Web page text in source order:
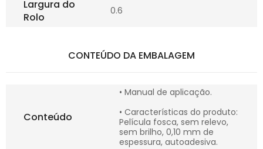
Largura do
Rolo
0.6
CONTEÚDO DA EMBALAGEM
Conteúdo
• Manual de aplicação.
• Características do produto:
Película fosca, sem relevo,
sem brilho, 0,10 mm de
espessura, autoadesiva.